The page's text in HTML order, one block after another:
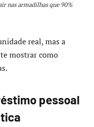
nas armadilhas que 90%
real, mas a
mostrar como
pessoal